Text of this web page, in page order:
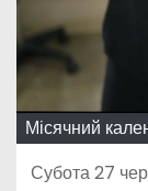
Місячний
Субота 27